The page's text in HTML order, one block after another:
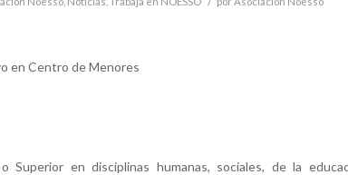
en Centro de Menores
Superior en disciplinas humanas, sociales, de la